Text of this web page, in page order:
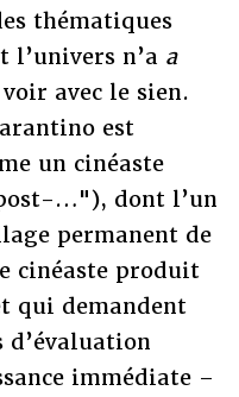
thématiques
l’univers n’a a
avec le sien.
est
un cinéaste
…"), dont l’un
permanent de
cinéaste produit
qui demandent
d’évaluation
immédiate –